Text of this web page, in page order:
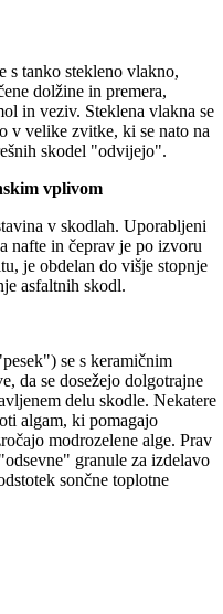
s tanko stekleno vlakno,
dolžine in premera,
in veziv. Steklena vlakna se
v velike zvitke, ki se nato na
skodel "odvijejo".
vplivom
v skodlah. Uporabljeni
nafte in čeprav je po izvoru
je obdelan do višje stopnje
asfaltnih skodl.
se s keramičnim
da se dosežejo dolgotrajne
delu skodle. Nekatere
algam, ki pomagajo
modrozelene alge. Prav
granule za izdelavo
sončne toplotne